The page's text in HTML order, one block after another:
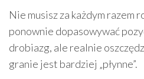
Nie musisz za każdym razem
ponownie dopasowywać
drobiazg, ale realnie
granie jest bardziej „płynne”.